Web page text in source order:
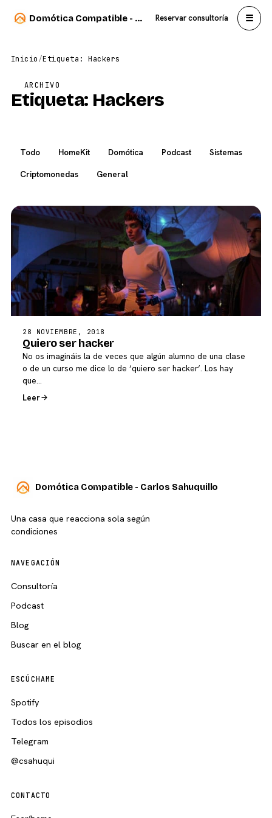
Domótica Compatible - Carlos Sahuquillo Reservar consultoría ☰
Inicio/Etiqueta: Hackers
ARCHIVO
Etiqueta: Hackers
Todo HomeKit Domótica Podcast
Sistemas
Criptomonedas
General
28 NOVIEMBRE, 2018
Quiero ser hacker
No os imagináis la de veces que algún alumno de una clase
o de un curso me dice lo de ‘quiero ser hacker‘. Los hay
que…
Leer
Domótica Compatible - Carlos Sahuquillo
Una casa que reacciona sola según
condiciones
NAVEGACIÓN
Consultoría
Podcast
Blog
Buscar en el blog
ESCÚCHAME
Spotify
Todos los episodios
Telegram
@csahuqui
CONTACTO